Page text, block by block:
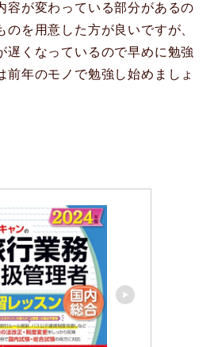
容が変わっている部分があるの
のを用意した方が良いですが、
遅くなっているので早めに勉強
前年のモノで勉強し始めましょ